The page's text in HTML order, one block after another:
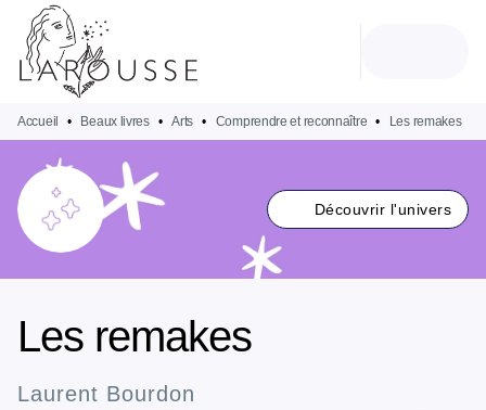
MENU
PIED DE PAGE
Accueil • Beaux livres • Arts • Comprendre et reconnaître • Les remakes
Découvrir l'univers
Les remakes
Laurent Bourdon